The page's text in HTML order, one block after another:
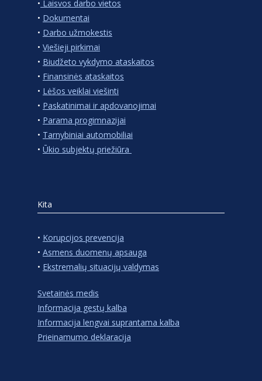
• Laisvos darbo vietos
• Dokumentai
• Darbo užmokestis
• Viešieji pirkimai
• Biudžeto vykdymo ataskaitos
• Finansinės ataskaitos
• Lėšos veiklai viešinti
• Paskatinimai ir apdovanojimai
• Parama progimnazijai
• Tarnybiniai automobiliai
• Ūkio subjektų priežiūra
Kita
• Korupcijos prevencija
• Asmens duomenų apsauga
• Ekstremalių situacijų valdymas
Svetainės medis
Informacija gestų kalba
Informacija lengvai suprantama kalba
Prieinamumo deklaracija